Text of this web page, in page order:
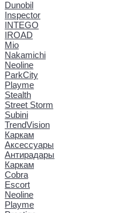
Dunobil
Inspector
INTEGO
IROAD
Mio
Nakamichi
Neoline
ParkCity
Playme
Stealth
Street Storm
Subini
TrendVision
Каркам
Аксессуары
Антирадары
Каркам
Cobra
Escort
Neoline
Playme